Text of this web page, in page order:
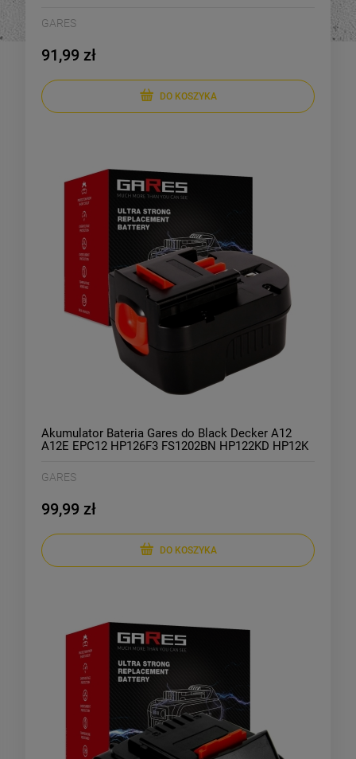
GARES
91,99 zł
DO KOSZYKA
Akumulator Bateria Gares do Black Decker A12
A12E EPC12 HP126F3 FS1202BN HP122KD HP12K
12V 1,5Ah
GARES
99,99 zł
DO KOSZYKA